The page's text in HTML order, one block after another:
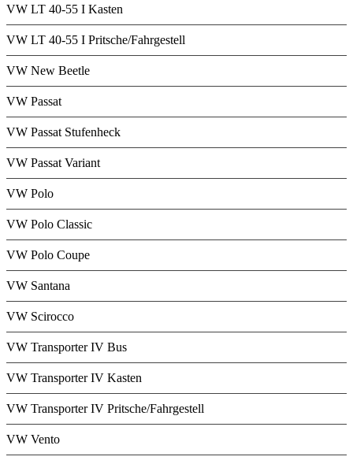
VW LT 40-55 I Kasten
VW LT 40-55 I Pritsche/Fahrgestell
VW New Beetle
VW Passat
VW Passat Stufenheck
VW Passat Variant
VW Polo
VW Polo Classic
VW Polo Coupe
VW Santana
VW Scirocco
VW Transporter IV Bus
VW Transporter IV Kasten
VW Transporter IV Pritsche/Fahrgestell
VW Vento